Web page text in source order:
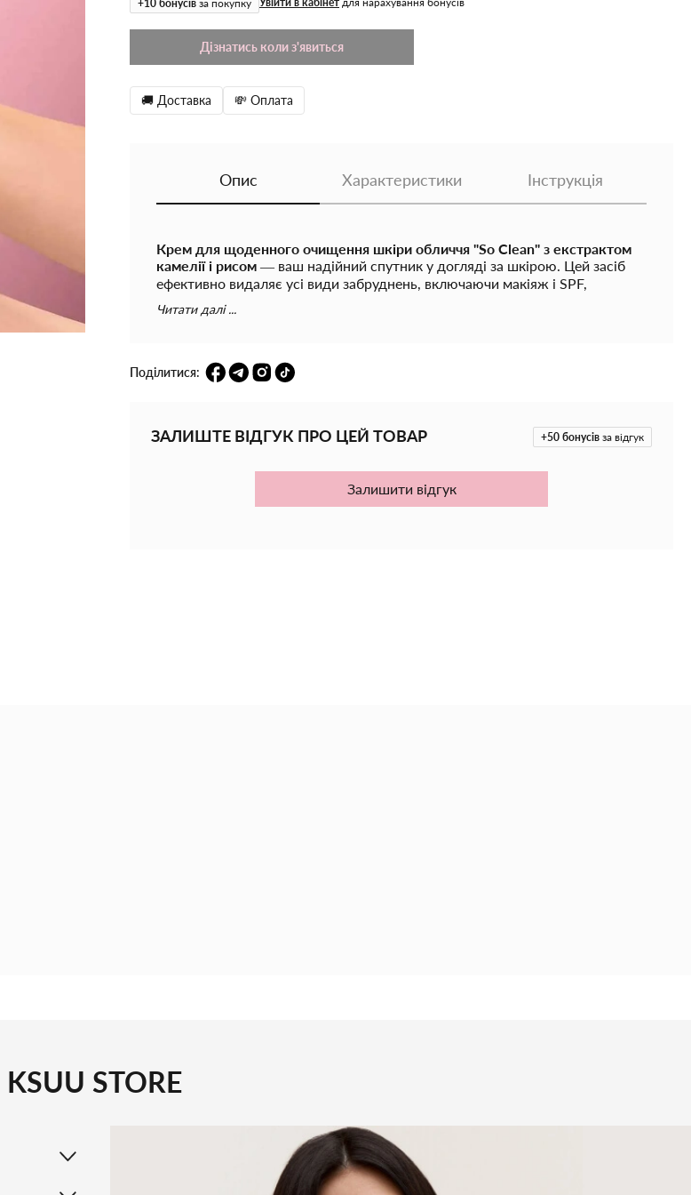
+10 бонусів за покупку
Дізнатись коли з'явиться
🚚 Доставка 💸 Оплата
Опис Характеристики Інструкція
Крем для щоденного очищення шкіри обличчя "So Clean" з екстрактом
камелії і рисом — ваш надійний спутник у догляді за шкірою. Цей засіб
ефективно видаляє усі види забруднень, включаючи макіяж і SPF,
одночасно ніжно зволожуючи і доглядаючи за шкірою. Екстракт рису
додає шкірі шовковистий фініш і м'яко відбілює. Екстракт камелії ж, у
змивається і замінює всі етапи очищення шкіри, зберігаючи її свіжість і
матуючи на протязі дня.
Читати далі ...
Поділитися:
+50 бонусів за відгук
ЗАЛИШТЕ ВІДГУК ПРО ЦЕЙ ТОВАР
Залишити відгук
KSUU STORE